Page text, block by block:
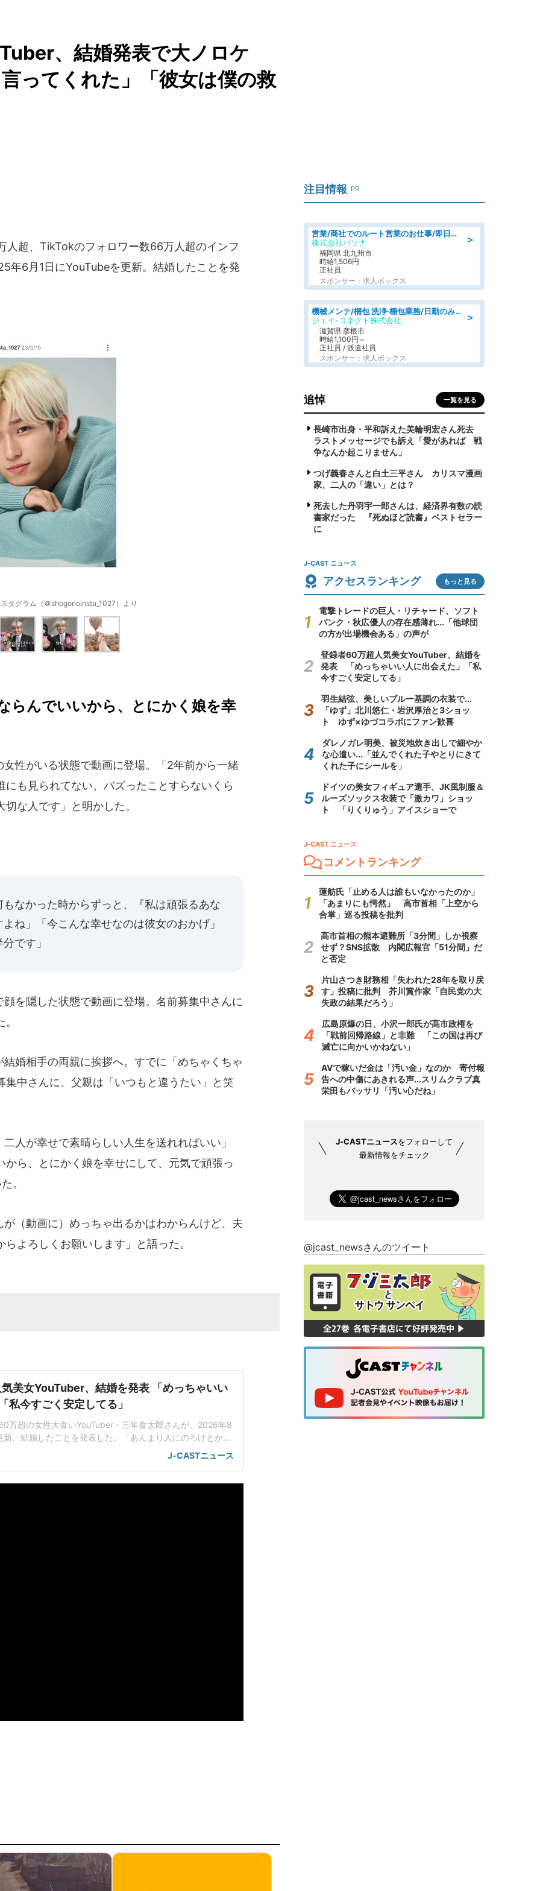
、結婚発表で大ノロケ
ってくれた」「彼女は僕の救
超、TikTokのフォロワー数66万人超のインフ
年6月1日にYouTubeを更新。結婚したことを発
タグラム（＠shogonoinsta_1027）より
らんでいいから、とにかく娘を幸
性がいる状態で動画に登場。「2年前から一緒
も見られてない、バズったことすらないくら
な人です」と明かした。
なかった時からずっと、『私は頑張るあな
ね」「今こんな幸せなのは彼女のおかげ」
です」
を隠した状態で動画に登場。名前募集中さんに
婚相手の両親に挨拶へ。すでに「めちゃくちゃ
中さんに、父親は「いつもと違うたい」と笑
人が幸せで素晴らしい人生を送れればいい」
ら、とにかく娘を幸せにして、元気で頑張っ
。
（動画に）めっちゃ出るかはわからんけど、夫
よろしくお願いします」と語った。
美女YouTuber、結婚を発表 「めっちゃいい
私今すごく安定してる」
万超の女性大食いYouTuber・三年食太郎さんが、2026年8
。結婚したことを発表した。「あんまり人にのろけとかし
い」26年3月31日以来の更新となったYouTubeで、三年食
しました」と発表した。その後は、マクドナルドのメニュ
J-CASTニュース
注目情報 PR
＞
営業/商社でのルート営業のお仕事/即日勤務可/車通勤可/営業
株式会社パソナ
福岡県 北九州市
時給1,506円
正社員
スポンサー：求人ボックス
＞
機械メンテ/梱包 洗浄·梱包業務/日勤のみ/時間短縮可
ジェイ-コネクト株式会社
滋賀県 彦根市
時給1,100円～
正社員 / 派遣社員
スポンサー：求人ボックス
追悼 一覧を見る
長崎市出身・平和訴えた美輪明宏さん死去
ラストメッセージでも訴え「愛があれば 戦
争なんか起こりません」
つげ義春さんと白土三平さん カリスマ漫画
家、二人の「違い」とは？
死去した丹羽宇一郎さんは、経済界有数の読
書家だった 『死ぬほど読書』ベストセラー
に
J-CAST ニュース
アクセスランキング もっと見る
電撃トレードの巨人・リチャード、ソフト
バンク・秋広優人の存在感薄れ...「他球団
の方が出場機会ある」の声が
登録者60万超人気美女YouTuber、結婚を
発表 「めっちゃいい人に出会えた」「私
今すごく安定してる」
羽生結弦、美しいブルー基調の衣装で...
「ゆず」北川悠仁・岩沢厚治と3ショッ
ト ゆず×ゆづコラボにファン歓喜
ダレノガレ明美、被災地炊き出しで細やか
な心遣い...「並んでくれた子やとりにきて
くれた子にシールを」
ドイツの美女フィギュア選手、JK風制服＆
ルーズソックス衣装で「激カワ」ショッ
ト 「りくりゅう」アイスショーで
J-CAST ニュース
コメントランキング
蓮舫氏「止める人は誰もいなかったのか」
「あまりにも愕然」 高市首相「上空から
合掌」巡る投稿を批判
高市首相の熊本避難所「3分間」しか視察
せず？SNS拡散 内閣広報官「51分間」だ
と否定
片山さつき財務相「失われた28年を取り戻
す」投稿に批判 芥川賞作家「自民党の大
失政の結果だろう」
広島原爆の日、小沢一郎氏が高市政権を
「戦前回帰路線」と非難 「この国は再び
滅亡に向かいかねない」
AVで稼いだ金は「汚い金」なのか 寄付報
告への中傷にあきれる声...スリムクラブ真
栄田もバッサリ「汚い心だね」
J-CASTニュースをフォローして
最新情報をチェック
@jcast_newsさんのツイート